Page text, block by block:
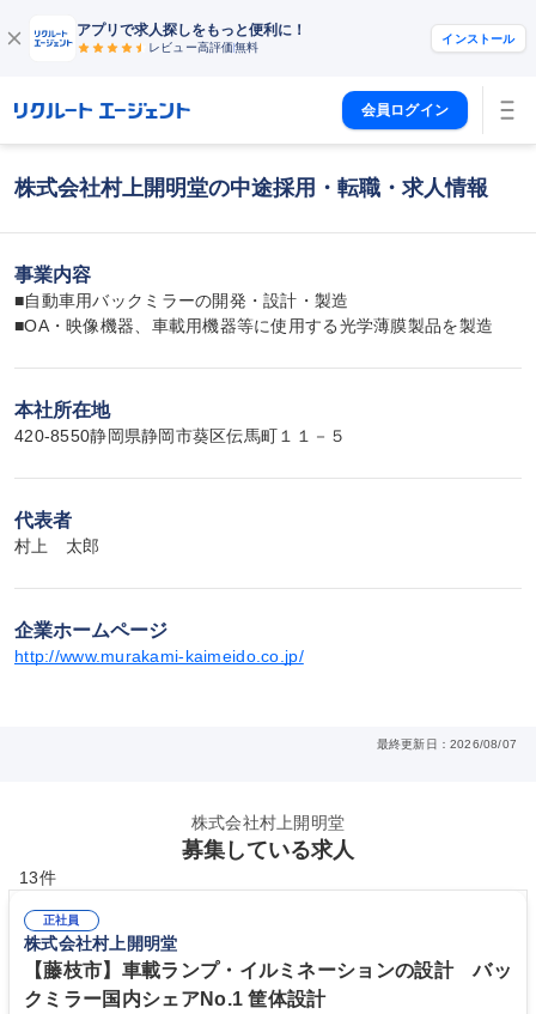
アプリで求人探しをもっと便利に！
レビュー高評価無料
インストール
会員ログイン
株式会社村上開明堂の中途採用・転職・求人情報
事業内容
■自動車用バックミラーの開発・設計・製造
■OA・映像機器、車載用機器等に使用する光学薄膜製品を製造
本社所在地
420-8550静岡県静岡市葵区伝馬町１１－５
代表者
村上　太郎
企業ホームページ
http://www.murakami-kaimeido.co.jp/
最終更新日：2026/08/07
株式会社村上開明堂
募集している求人
13件
正社員
株式会社村上開明堂
【藤枝市】車載ランプ・イルミネーションの設計 バッ
クミラー国内シェアNo.1 筐体設計